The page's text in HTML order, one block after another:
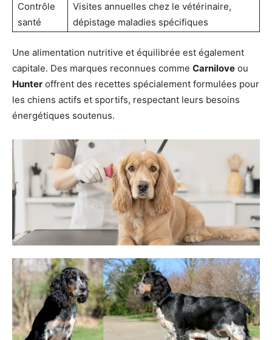
Contrôle
santé
Visites annuelles chez le vétérinaire,
dépistage maladies spécifiques
Une alimentation nutritive et équilibrée est également
capitale. Des marques reconnues comme Carnilove ou
Hunter offrent des recettes spécialement formulées pour
les chiens actifs et sportifs, respectant leurs besoins
énergétiques soutenus.